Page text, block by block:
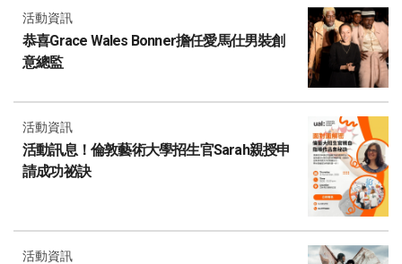
活動資訊
恭喜Grace Wales Bonner擔任愛馬仕男裝創
意總監
活動資訊
活動訊息！倫敦藝術大學招生官Sarah親授申
請成功祕訣
活動資訊